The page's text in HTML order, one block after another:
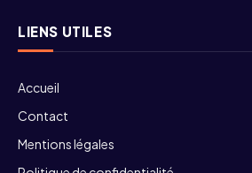
LIENS UTILES
Accueil
Contact
Mentions légales